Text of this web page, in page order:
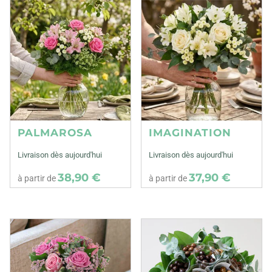
PALMAROSA
Livraison dès aujourd'hui
à partir de38,90 €
IMAGINATION
Livraison dès aujourd'hui
à partir de37,90 €